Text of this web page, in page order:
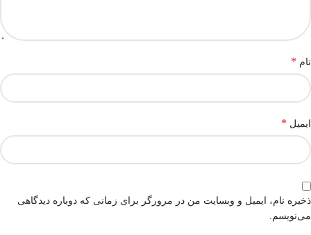
نام *
ایمیل *
ذخیره نام، ایمیل و وبسایت من در مرورگر برای زمانی که دوباره دیدگاهی
می‌نویسم.